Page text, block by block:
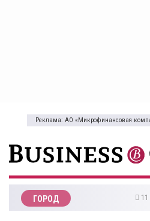
Реклама: АО «Микрофинансовая
ГОРОД 11